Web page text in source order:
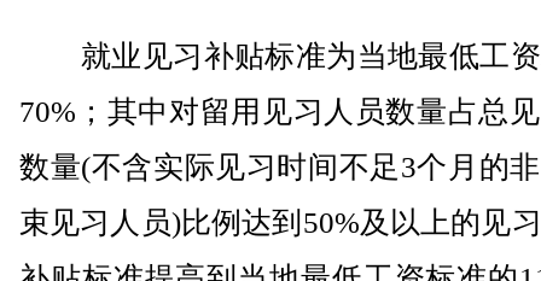
就业见习补贴标准为当地最低工
70%；其中对留用见习人员数量占总
数量(不含实际见习时间不足3个月的
束见习人员)比例达到50%及以上的见